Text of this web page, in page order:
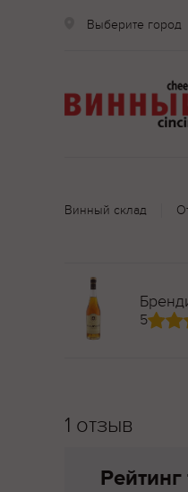
Выберите город
Винный склад
5
1 отзыв
Рейтинг